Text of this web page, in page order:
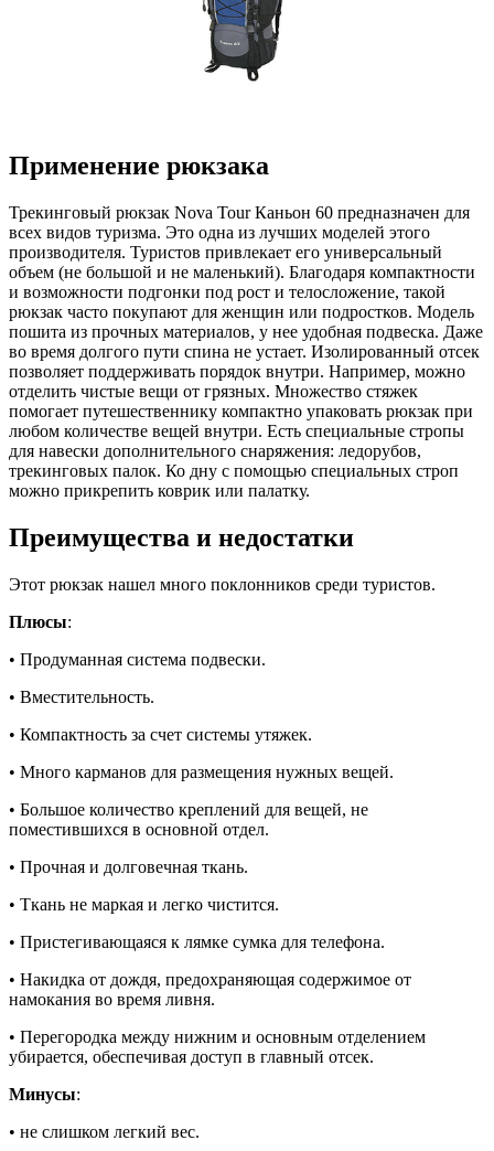
Применение рюкзака
Трекинговый рюкзак Nova Tour Каньон 60 предназначен для
всех видов туризма. Это одна из лучших моделей этого
производителя. Туристов привлекает его универсальный
объем (не большой и не маленький). Благодаря компактности
и возможности подгонки под рост и телосложение, такой
рюкзак часто покупают для женщин или подростков. Модель
пошита из прочных материалов, у нее удобная подвеска. Даже
во время долгого пути спина не устает. Изолированный отсек
позволяет поддерживать порядок внутри. Например, можно
отделить чистые вещи от грязных. Множество стяжек
помогает путешественнику компактно упаковать рюкзак при
любом количестве вещей внутри. Есть специальные стропы
для навески дополнительного снаряжения: ледорубов,
трекинговых палок. Ко дну с помощью специальных строп
можно прикрепить коврик или палатку.
Преимущества и недостатки
Этот рюкзак нашел много поклонников среди туристов.
Плюсы:
• Продуманная система подвески.
• Вместительность.
• Компактность за счет системы утяжек.
• Много карманов для размещения нужных вещей.
• Большое количество креплений для вещей, не
поместившихся в основной отдел.
• Прочная и долговечная ткань.
• Ткань не маркая и легко чистится.
• Пристегивающаяся к лямке сумка для телефона.
• Накидка от дождя, предохраняющая содержимое от
намокания во время ливня.
• Перегородка между нижним и основным отделением
убирается, обеспечивая доступ в главный отсек.
Минусы:
• не слишком легкий вес.